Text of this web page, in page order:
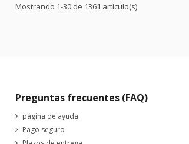
Mostrando 1-30 de 1361 artículo(s)
Preguntas frecuentes (FAQ)
página de ayuda
Pago seguro